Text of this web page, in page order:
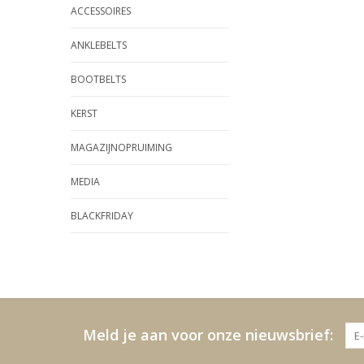
ACCESSOIRES
ANKLEBELTS
BOOTBELTS
KERST
MAGAZIJNOPRUIMING
MEDIA
BLACKFRIDAY
Meld je aan voor onze nieuwsbrief: